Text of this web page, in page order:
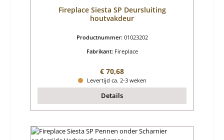
Fireplace Siesta SP Deursluiting
houtvakdeur
Productnummer: 01023202
Fabrikant: Fireplace
Normale prijs:
€ 70,68
Levertijd ca. 2-3 weken
Details